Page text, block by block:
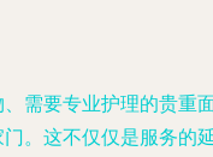
需要专业护理的贵
。这不仅仅是服务